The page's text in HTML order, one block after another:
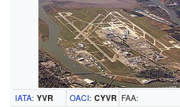
IATA: YVR OACI:CYVR FAA: